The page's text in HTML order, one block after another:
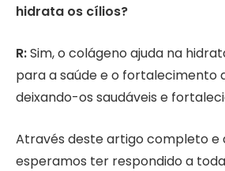
hidrata os cílios?
R:Sim, o colágeno ajuda na
para a saúde e o fortalecimento
deixando-os saudáveis e
Através deste artigo completo e
esperamos ter respondido a